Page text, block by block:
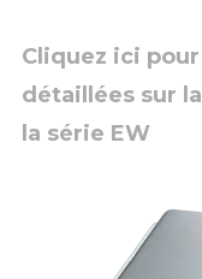
Cliquez ici
détaillées sur
la série EW